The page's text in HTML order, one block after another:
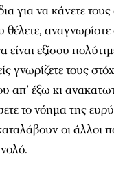
για να κάνετε
αναγνωρίστε
εξίσου
γνωρίζετε τους
απ’ έξω κι
το νόημα της
οι άλλοι